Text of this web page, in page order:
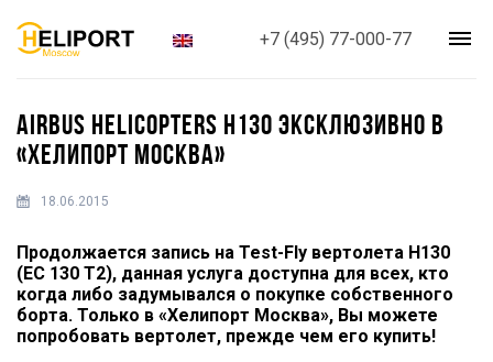
+7 (495) 77-000-77
AIRBUS HELICOPTERS H130 ЭКСКЛЮЗИВНО В
«ХЕЛИПОРТ МОСКВА»
18.06.2015
Продолжается запись на Test-Fly вертолета H130
(EC 130 T2), данная услуга доступна для всех, кто
когда либо задумывался о покупке собственного
борта. Только в «Хелипорт Москва», Вы можете
попробовать вертолет, прежде чем его купить!